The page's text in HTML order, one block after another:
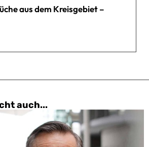
aus dem Kreisgebiet –
auch...